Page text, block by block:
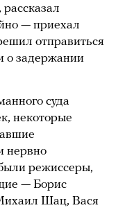
— приехал
отправиться
о задержании
суда
некоторые
нервно
режиссеры,
— Борис
Шац, Вася